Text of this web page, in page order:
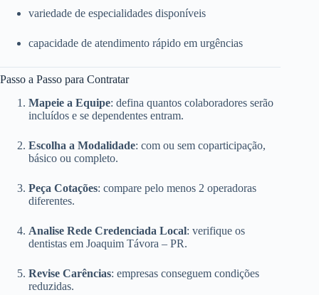
variedade de especialidades disponíveis
capacidade de atendimento rápido em urgências
Passo a Passo para Contratar
Mapeie a Equipe: defina quantos colaboradores serão
incluídos e se dependentes entram.
Escolha a Modalidade: com ou sem coparticipação,
básico ou completo.
Peça Cotações: compare pelo menos 2 operadoras
diferentes.
Analise Rede Credenciada Local: verifique os
dentistas em Joaquim Távora – PR.
Revise Carências: empresas conseguem condições
reduzidas.